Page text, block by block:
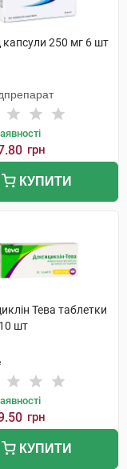
250 мг 6 шт
грн
КУПИТИ
Тева таблетки
шт
грн
КУПИТИ